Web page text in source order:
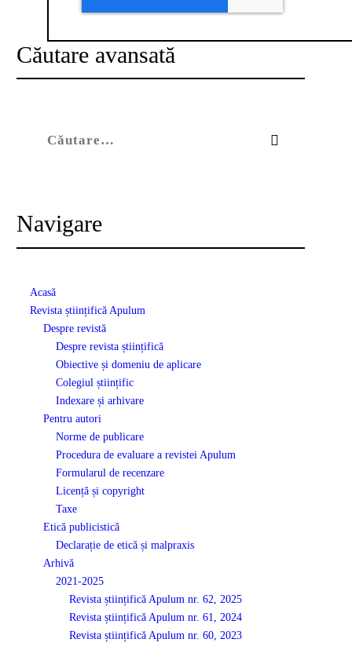
Căutare avansată
Navigare
Acasă
Revista științifică Apulum
Despre revistă
Despre revista științifică
Obiective și domeniu de aplicare
Colegiul științific
Indexare și arhivare
Pentru autori
Norme de publicare
Procedura de evaluare a revistei Apulum
Formularul de recenzare
Licență și copyright
Taxe
Etică publicistică
Declarație de etică și malpraxis
Arhivă
2021-2025
Revista științifică Apulum nr. 62, 2025
Revista științifică Apulum nr. 61, 2024
Revista științifică Apulum nr. 60, 2023